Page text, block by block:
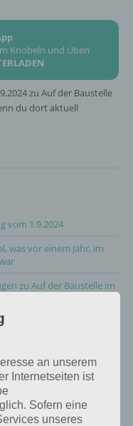
Knobeln und Üben
zu Auf der Baustelle
du dort aktuell
vom 1.9.2024
was vor einem Jahr, im
zu Auf der Baustelle im
an unserem
Internetseiten ist
Sofern eine
unseres